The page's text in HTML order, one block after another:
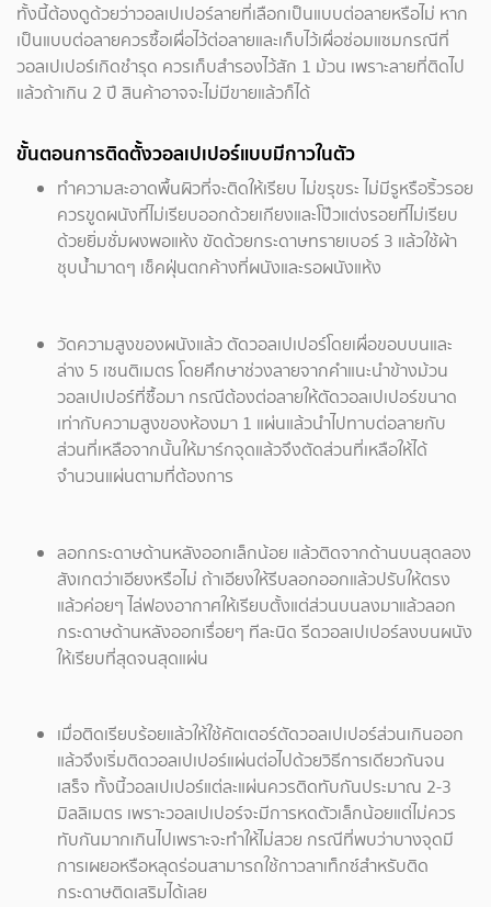
ทั้งนี้ต้องดูด้วยว่าวอลเปเปอร์ลายที่เลือกเป็นแบบต่อลายหรือไม่ หาก
เป็นแบบต่อลายควรซื้อเผื่อไว้ต่อลายและเก็บไว้เผื่อซ่อมแซมกรณีที่
วอลเปเปอร์เกิดชำรุด ควรเก็บสำรองไว้สัก 1 ม้วน เพราะลายที่ติดไป
แล้วถ้าเกิน 2 ปี สินค้าอาจจะไม่มีขายแล้วก็ได้
ขั้นตอนการติดตั้งวอลเปเปอร์แบบมีกาวในตัว
ทำความสะอาดพื้นผิวที่จะติดให้เรียบ ไม่ขรุขระ ไม่มีรูหรือริ้วรอย
ควรขูดผนังที่ไม่เรียบออกด้วยเกียงและโป๊วแต่งรอยที่ไม่เรียบ
ด้วยยิ่มชั่มผงพอแห้ง ขัดด้วยกระดาษทรายเบอร์ 3 แล้วใช้ผ้า
ชุบน้ำมาดๆ เช็คฝุ่นตกค้างที่ผนังและรอผนังแห้ง
วัดความสูงของผนังแล้ว ตัดวอลเปเปอร์โดยเผื่อขอบบนและ
ล่าง 5 เซนติเมตร โดยศึกษาช่วงลายจากคำแนะนำข้างม้วน
วอลเปเปอร์ที่ซื้อมา กรณีต้องต่อลายให้ตัดวอลเปเปอร์ขนาด
เท่ากับความสูงของห้องมา 1 แผ่นแล้วนำไปทาบต่อลายกับ
ส่วนที่เหลือจากนั้นให้มาร์กจุดแล้วจึงตัดส่วนที่เหลือให้ได้
จำนวนแผ่นตามที่ต้องการ
ลอกกระดาษด้านหลังออกเล็กน้อย แล้วติดจากด้านบนสุดลอง
สังเกตว่าเอียงหรือไม่ ถ้าเอียงให้รีบลอกออกแล้วปรับให้ตรง
แล้วค่อยๆ ไล่ฟองอากาศให้เรียบตั้งแต่ส่วนบนลงมาแล้วลอก
กระดาษด้านหลังออกเรื่อยๆ ทีละนิด รีดวอลเปเปอร์ลงบนผนัง
ให้เรียบที่สุดจนสุดแผ่น
เมื่อติดเรียบร้อยแล้วให้ใช้คัตเตอร์ตัดวอลเปเปอร์ส่วนเกินออก
แล้วจึงเริ่มติดวอลเปเปอร์แผ่นต่อไปด้วยวิธีการเดียวกันจน
เสร็จ ทั้งนี้วอลเปเปอร์แต่ละแผ่นควรติดทับกันประมาณ 2-3
มิลลิเมตร เพราะวอลเปเปอร์จะมีการหดตัวเล็กน้อยแต่ไม่ควร
ทับกันมากเกินไปเพราะจะทำให้ไม่สวย กรณีที่พบว่าบางจุดมี
การเผยอหรือหลุดร่อนสามารถใช้กาวลาเท็กซ์สำหรับติด
กระดาษติดเสริมได้เลย